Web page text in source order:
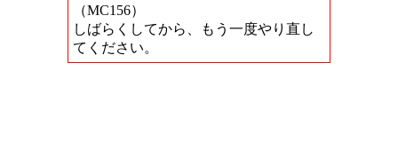
（MC156）
しばらくしてから、もう一度やり直し
てください。